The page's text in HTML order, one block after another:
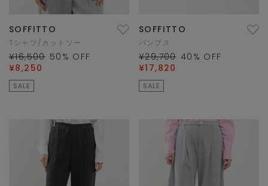
SOFFITTO
Tシャツ/カットソー
¥16,500 50 % OFF
¥8,250
SALE
SOFFITTO
パンプス
¥29,700 40 % OFF
¥17,820
SALE